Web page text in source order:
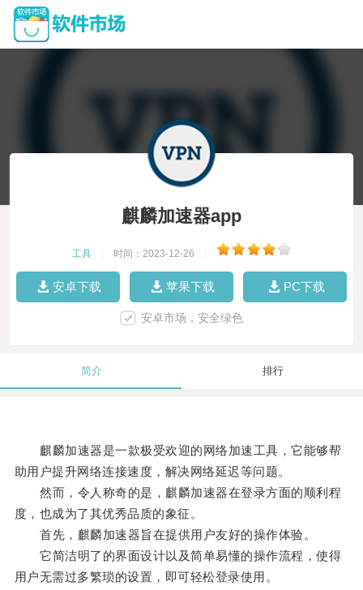
麒麟加速器app
工具 时间：2023-12-26
安卓下载 苹果下载 PC下载
安卓市场，安全绿色
简介 排行
麒麟加速器是一款极受欢迎的网络加速工具，它能够帮
助用户提升网络连接速度，解决网络延迟等问题。
然而，令人称奇的是，麒麟加速器在登录方面的顺利程
度，也成为了其优秀品质的象征。
首先，麒麟加速器旨在提供用户友好的操作体验。
它简洁明了的界面设计以及简单易懂的操作流程，使得
用户无需过多繁琐的设置，即可轻松登录使用。